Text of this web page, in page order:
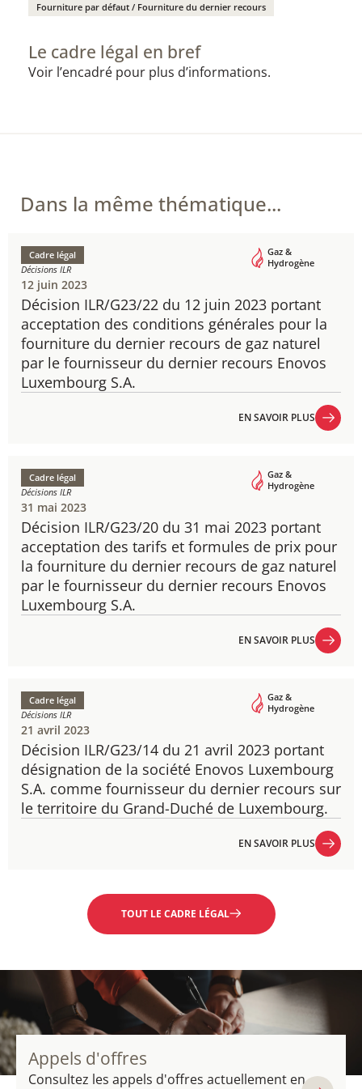
Fourniture par défaut / Fourniture du dernier recours
Le cadre légal en bref
Voir l’encadré pour plus d’informations.
Dans la même thématique...
Décision ILR/G23/22 du 12 juin 2023 portant
acceptation des conditions générales pour la
fourniture du dernier recours de gaz naturel
par le fournisseur du dernier recours Enovos
Luxembourg S.A.
Cadre légal
Décisions ILR
Gaz &
Hydrogène
12 juin 2023
EN SAVOIR PLUS
Décision ILR/G23/20 du 31 mai 2023 portant
acceptation des tarifs et formules de prix pour
la fourniture du dernier recours de gaz naturel
par le fournisseur du dernier recours Enovos
Luxembourg S.A.
Cadre légal
Décisions ILR
Gaz &
Hydrogène
31 mai 2023
EN SAVOIR PLUS
Décision ILR/G23/14 du 21 avril 2023 portant
désignation de la société Enovos Luxembourg
S.A. comme fournisseur du dernier recours sur
le territoire du Grand-Duché de Luxembourg.
Cadre légal
Décisions ILR
Gaz &
Hydrogène
21 avril 2023
EN SAVOIR PLUS
TOUT LE CADRE LÉGAL
Appels d'offres
Consultez les appels d'offres actuellement en